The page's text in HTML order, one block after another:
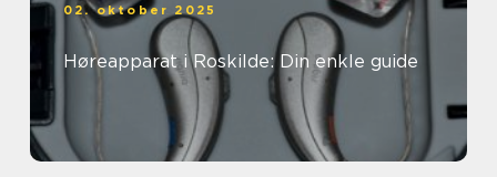
02. oktober 2025
Høreapparat i Roskilde: Din enkle guide